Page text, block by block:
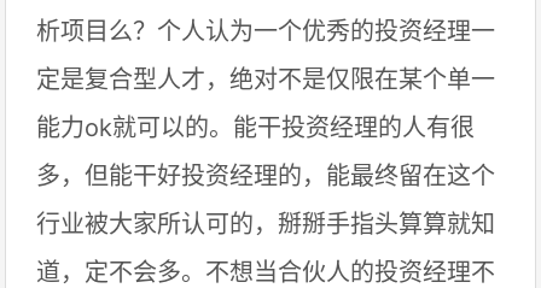
析项目么？个人认为一个优秀的投资经理一
定是复合型人才，绝对不是仅限在某个单一
能力ok就可以的。能干投资经理的人有很
多，但能干好投资经理的，能最终留在这个
行业被大家所认可的，掰掰手指头算算就知
道，定不会多。不想当合伙人的投资经理不